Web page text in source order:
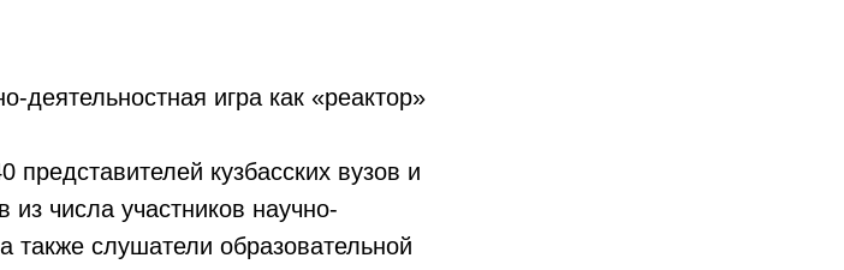
деятельностная игра как «реактор»
кузбасских вузов и
из числа участников научно-
также слушатели образовательной